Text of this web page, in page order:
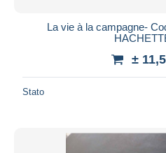
La vie à la campagne-
±
Stato